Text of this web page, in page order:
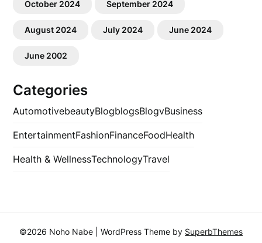
October 2024 September 2024
August 2024 July 2024 June 2024
June 2002
Categories
AutomotivebeautyBlogblogsBlogvBusiness
EntertainmentFashionFinanceFoodHealth
Health & WellnessTechnologyTravel
©2026 Noho Nabe | WordPress Theme by SuperbThemes